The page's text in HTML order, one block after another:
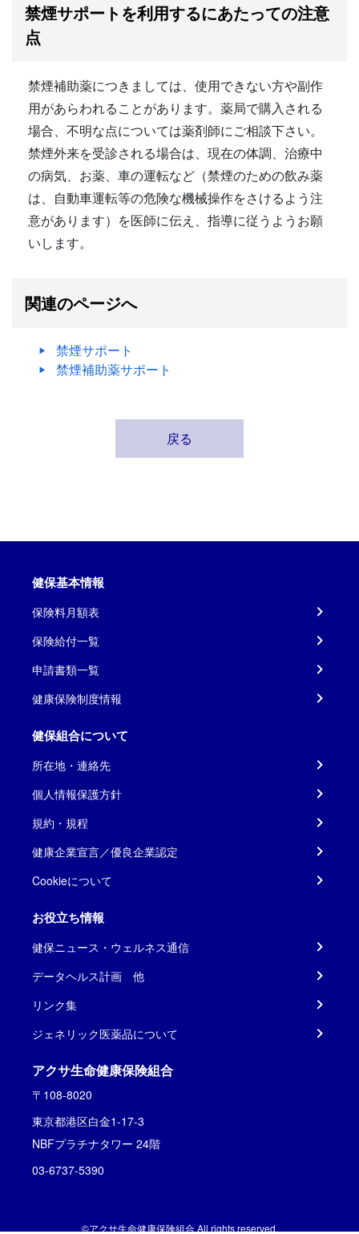
禁煙サポートを利用するにあたっての注意
点
禁煙補助薬につきましては、使用できない方や副作
用があらわれることがあります。薬局で購入される
場合、不明な点については薬剤師にご相談下さい。
禁煙外来を受診される場合は、現在の体調、治療中
の病気、お薬、車の運転など（禁煙のための飲み薬
は、自動車運転等の危険な機械操作をさけるよう注
意があります）を医師に伝え、指導に従うようお願
いします。
関連のページへ
禁煙サポート
禁煙補助薬サポート
戻る
健保基本情報
保険料月額表
保険給付一覧
申請書類一覧
健康保険制度情報
健保組合について
所在地・連絡先
個人情報保護方針
規約・規程
健康企業宣言／優良企業認定
Cookieについて
お役立ち情報
健保ニュース・ウェルネス通信
データヘルス計画 他
リンク集
ジェネリック医薬品について
アクサ生命健康保険組合
〒108-8020
東京都港区白金1-17-3
NBFプラチナタワー 24階
03-6737-5390
©アクサ生命健康保険組合 All rights reserved.